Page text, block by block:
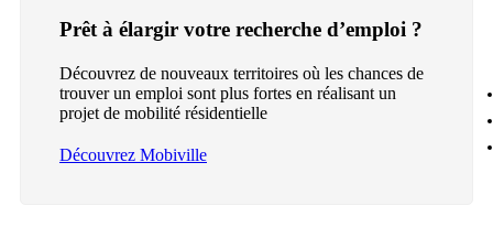
Prêt à élargir votre recherche d’emploi ?
Découvrez de nouveaux territoires où les chances de
trouver un emploi sont plus fortes en réalisant un
projet de mobilité résidentielle
Découvrez Mobiville